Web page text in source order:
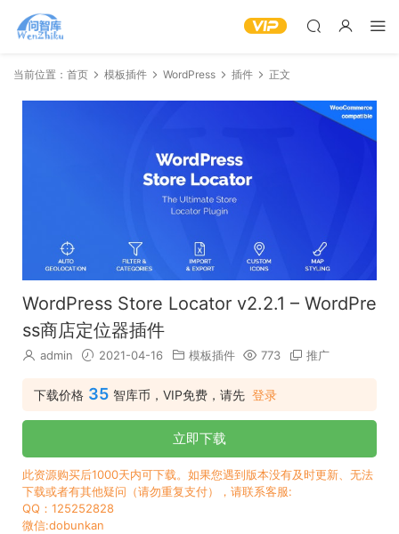
当前位置： 首页 模板插件 WordPress 插件 正文
WordPress Store Locator v2.2.1 – WordPre
ss商店定位器插件
admin 2021-04-16 模板插件 773 推广
下载价格 35 智库币，VIP免费，请先 登录
立即下载
此资源购买后1000天内可下载。如果您遇到版本没有及时更新、无法
下载或者有其他疑问（请勿重复支付），请联系客服:
QQ：125252828
微信:dobunkan